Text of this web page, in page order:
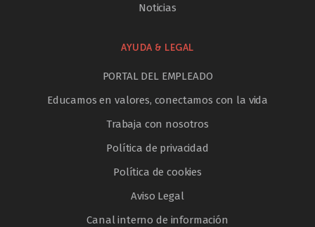
Noticias
AYUDA & LEGAL
PORTAL DEL EMPLEADO
Educamos en valores, conectamos con la vida
Trabaja con nosotros
Política de privacidad
Política de cookies
Aviso Legal
Canal interno de información